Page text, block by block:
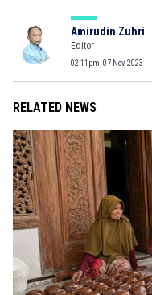
Amirudin Zuhri
Editor
02:11pm, 07 Nov, 2023
RELATED NEWS